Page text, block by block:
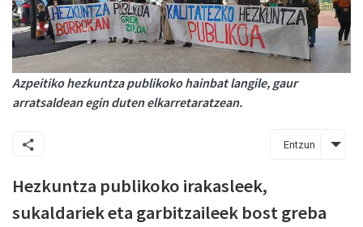
Azpeitiko hezkuntza publikoko hainbat langile, gaur
arratsaldean egin duten elkarretaratzean.
Entzun
Hezkuntza publikoko irakasleek,
sukaldariek eta garbitzaileek bost greba